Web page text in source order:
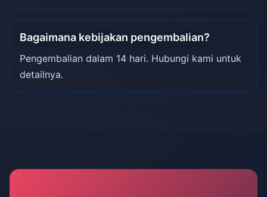
Bagaimana kebijakan pengembalian?
Pengembalian dalam 14 hari. Hubungi kami untuk
detailnya.